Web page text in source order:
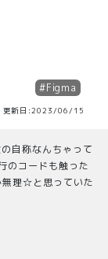
#Figma
新日:2023/06/15
自称なんちゃって
のコードも触った
無理☆と思っていた